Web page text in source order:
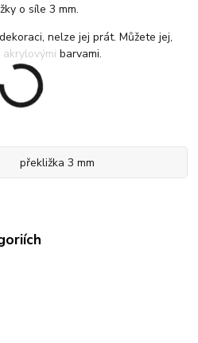
o síle 3 mm.
nelze jej prát. Můžete jej,
barvami.
překližka 3 mm